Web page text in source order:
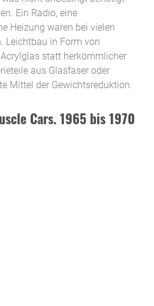
Ein Radio, eine
Heizung waren bei vielen
Leichtbau in Form von
statt herkömmlicher
aus Glasfaser oder
Mittel der Gewichtsreduktion.
Cars. 1965 bis 1970